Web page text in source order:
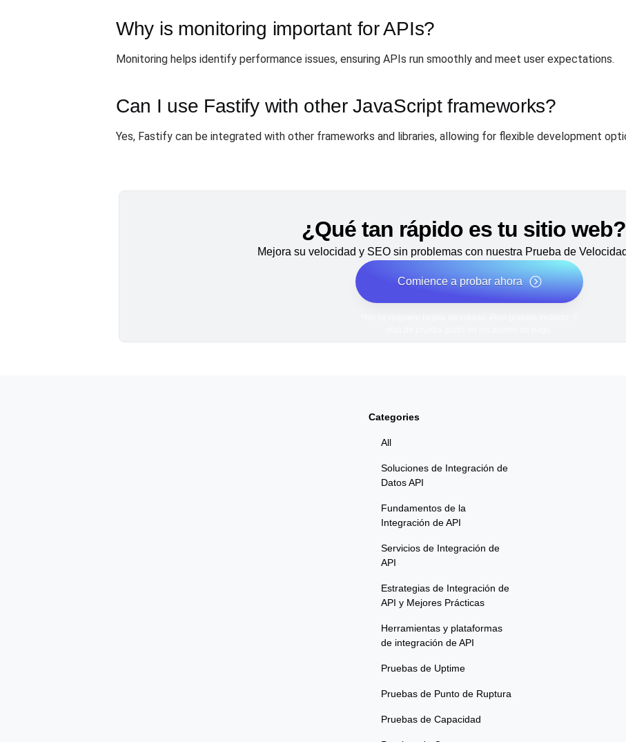
Why is monitoring important for APIs?
Monitoring helps identify performance issues, ensuring APIs run smoothly and meet user expectations.
Can I use Fastify with other JavaScript frameworks?
Yes, Fastify can be integrated with other frameworks and libraries, allowing for flexible development
¿Qué tan rápido es tu sitio web?
Mejora su velocidad y SEO sin problemas con nuestra Prueba de
Comience a probar ahora
Categories
All
Soluciones de Integración de
Datos API
Fundamentos de la
Integración de API
Servicios de Integración de
API
Estrategias de Integración de
API y Mejores Prácticas
Herramientas y plataformas
de integración de API
Pruebas de Uptime
Pruebas de Punto de Ruptura
Pruebas de Capacidad